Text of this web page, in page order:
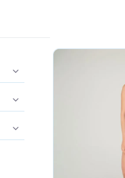
RITUALES
ALGODÓN